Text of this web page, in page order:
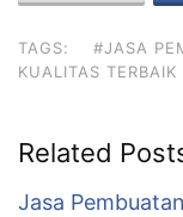
TAGS:
#JASA
KUALITAS TERBAIK
Related
Jasa